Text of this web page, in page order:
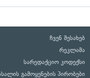
ჩვენ შესახებ
რეკლამა
სარედაქციო კოდექსი
გამოყენების პირობები